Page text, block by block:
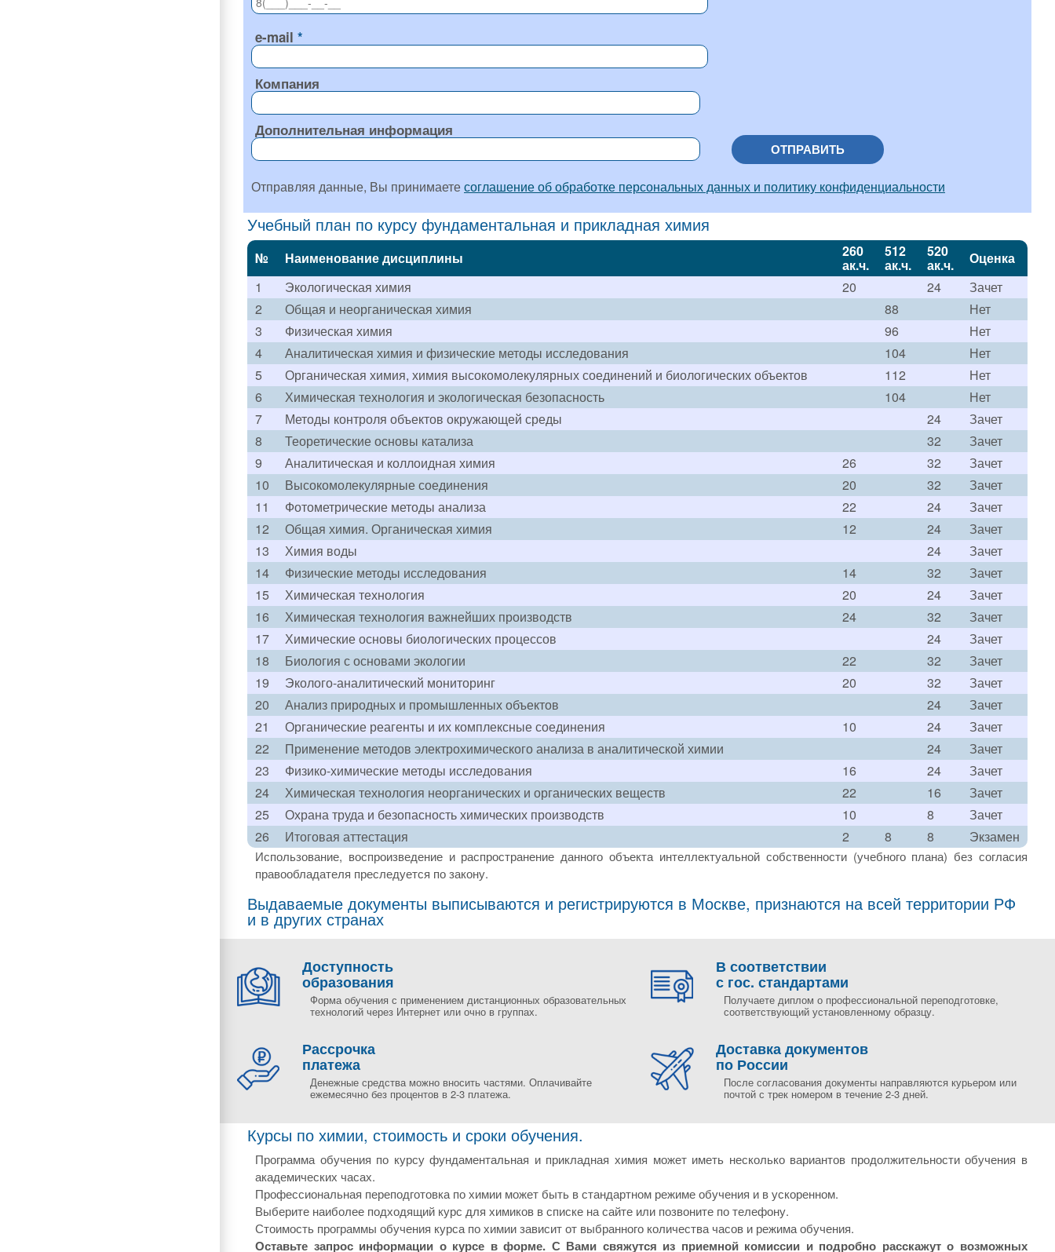
e-mail
Компания
Дополнительная информация
ОТПРАВИТЬ
Отправляя данные, Вы принимаетесоглашение об обработке персональных данных и политику конфиденциальности
Учебный план по курсу фундаментальная и прикладная химия
№ Наименование дисциплины 260
ак.ч.
512
ак.ч.
520
ак.ч.
Оценка
1
Экологическая химия 20 24
Зачет
2
Общая и неорганическая химия 88
Нет
3
Физическая химия 96
Нет
4
Аналитическая химия и физические методы исследования 104
Нет
5
Органическая химия, химия высокомолекулярных соединений и биологических объектов 112
Нет
6
Химическая технология и экологическая безопасность 104
Нет
7
Методы контроля объектов окружающей среды 24
Зачет
8
Теоретические основы катализа 32
Зачет
9
Аналитическая и коллоидная химия 26 32
Зачет
10
Высокомолекулярные соединения 20 32
Зачет
11
Фотометрические методы анализа 22 24
Зачет
12
Общая химия. Органическая химия 12 24
Зачет
13
Химия воды 24
Зачет
14
Физические методы исследования 14 32
Зачет
15
Химическая технология 20 24
Зачет
16
Химическая технология важнейших производств 24 32
Зачет
17
Химические основы биологических процессов 24
Зачет
18
Биология с основами экологии 22 32
Зачет
19
Эколого-аналитический мониторинг 20 32
Зачет
20
Анализ природных и промышленных объектов 24
Зачет
21
Органические реагенты и их комплексные соединения 10 24
Зачет
22
Применение методов электрохимического анализа в аналитической химии 24
Зачет
23
Физико-химические методы исследования 16 24
Зачет
24
Химическая технология неорганических и органических веществ 22 16
Зачет
25
Охрана труда и безопасность химических производств 10 8
Зачет
26
Итоговая аттестация 2 8 8 Экзамен
Использование, воспроизведение и распространение данного объекта интеллектуальной собственности (учебного плана) без согласия
правообладателя преследуется по закону.
Выдаваемые документы выписываются и регистрируются в Москве, признаются на всей территории РФ
и в других странах
Доступность
образования
Форма обучения с применением дистанционных образовательных
технологий через Интернет или очно в группах.
В соответствии
с гос. стандартами
Получаете диплом о профессиональной переподготовке,
соответствующий установленному образцу.
Рассрочка
платежа
Денежные средства можно вносить частями. Оплачивайте
ежемесячно без процентов в 2-3 платежа.
Доставка документов
по России
После согласования документы направляются курьером или
почтой с трек номером в течение 2-3 дней.
Курсы по химии, стоимость и сроки обучения.
Программа обучения по курсу фундаментальная и прикладная химия может иметь несколько вариантов продолжительности обучения в
академических часах.
Профессиональная переподготовка по химии может быть в стандартном режиме обучения и в ускоренном.
Выберите наиболее подходящий курс для химиков в списке на сайте или позвоните по телефону.
Стоимость программы обучения курса по химии зависит от выбранного количества часов и режима обучения.
Оставьте запрос информации о курсе в форме. С Вами свяжутся из приемной комиссии и подробно расскажут о возможных